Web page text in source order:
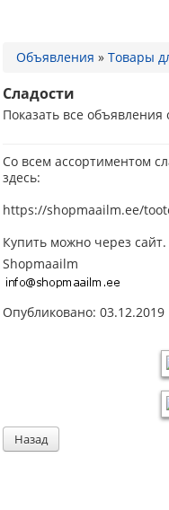
Объявления » Товары
Сладости
Показать все объявления
Со всем ассортиментом
здесь:
https://shopmaailm.ee/
Купить можно через сайт.
Shopmaailm
Опубликовано: 03.12.2019
Назад